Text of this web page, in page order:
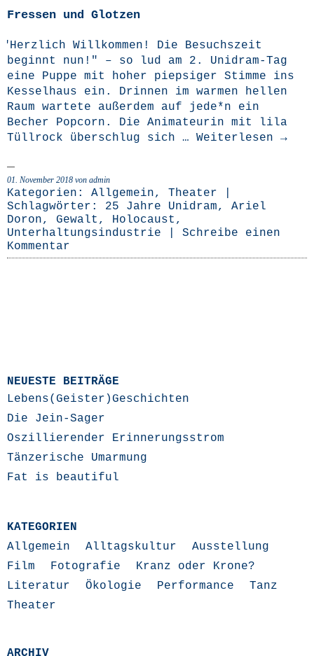
Fressen und Glotzen
"Herz­lich Will­kom­men! Die Besuchs­zeit
beginnt nun!" – so lud am 2. Uni­­dram-Tag
eine Pup­pe mit hoher piep­si­ger Stim­me ins
Kes­sel­haus ein. Drin­nen im war­men hel­len
Raum war­te­te außer­dem auf jede*n ein
Becher Pop­corn. Die Ani­ma­teu­rin mit lila
Tüll­rock über­schlug sich … Wei­ter­le­sen →
01. November 2018 von admin
Kategorien: Allgemein, Theater
Schlagwörter: 25 Jahre Unidram, Ariel
Doron, Gewalt , Holocaust ,
Unterhaltungsindustrie
Schreibe einen
Kommentar
NEUESTE BEITRÄGE
Lebens(Geister)Geschichten
Die Jein-Sager
Oszillierender Erinnerungsstrom
Tänzerische Umarmung
Fat is beautiful
KATEGORIEN
Allgemein
Alltagskultur
Ausstellung
Film
Fotografie
Kranz oder Krone?
Literatur
Ökologie Performance
Tanz
Theater
ARCHIV